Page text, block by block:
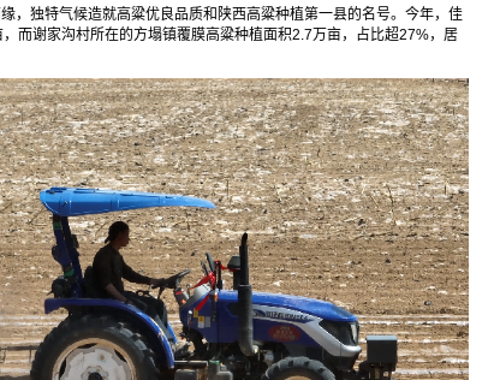
，独特气候造就高粱优良品质和陕西高粱种植第一县的名号。今年，佳
而谢家沟村所在的方塌镇覆膜高粱种植面积2.7万亩，占比超27%，居